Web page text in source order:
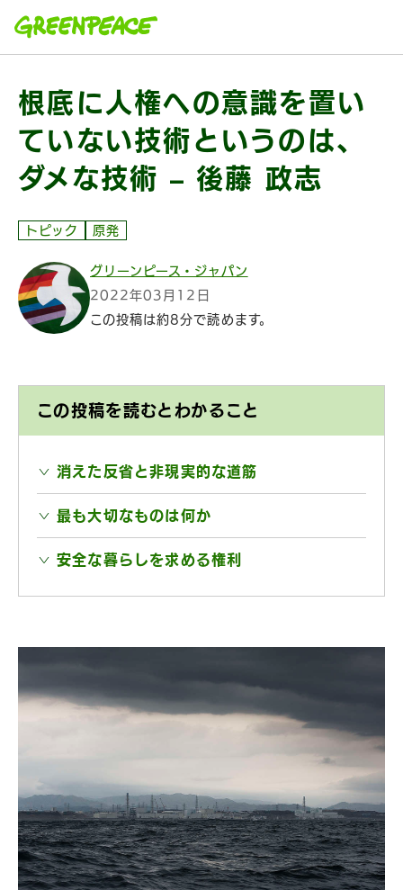
根底に人権への意識を置い
ていない技術というのは、
ダメな技術 – 後藤 政志
トピック 原発
グリーンピース・ジャパン
2022年03月12日
この投稿は約8分で読めます。
この投稿を読むとわかること
消えた反省と非現実的な道筋
最も大切なものは何か
安全な暮らしを求める権利